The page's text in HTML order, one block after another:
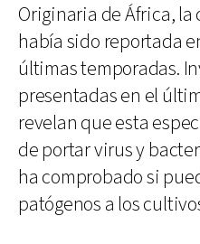
Originaria de África,
había sido reportada
últimas temporadas.
presentadas en el
revelan que esta
de portar virus y
ha comprobado si
patógenos a los